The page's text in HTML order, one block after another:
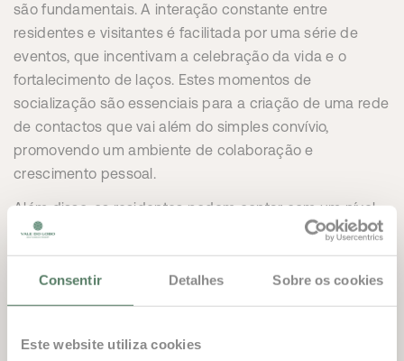
Consentir Detalhes Sobre os cookies
Este website utiliza cookies
são fundamentais. A interação constante entre
residentes e visitantes é facilitada por uma série de
eventos, que incentivam a celebração da vida e o
fortalecimento de laços. Estes momentos de
socialização são essenciais para a criação de uma rede
de contactos que vai além do simples convívio,
promovendo um ambiente de colaboração e
crescimento pessoal.
Além disso, os residentes podem contar com um nível
de serviço excecional, personalizado de acordo com as
suas necessidades. As equipas altamente qualificadas
de Vale do Lobo estão sempre disponíveis para garantir
que cada experiência no resort seja gerida com o
compromisso com a excelência reflete-se em todos os